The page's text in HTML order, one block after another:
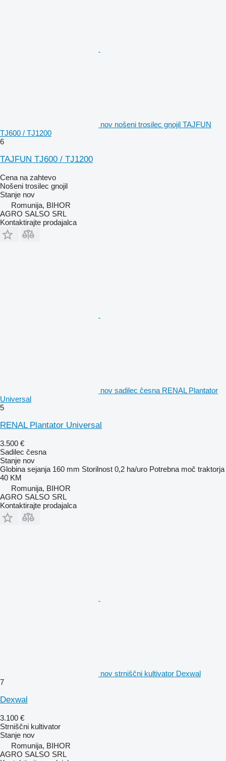
nov nošeni trosilec gnojil TAJFUN
TJ600 / TJ1200
6
TAJFUN TJ600 / TJ1200
Cena na zahtevo
Nošeni trosilec gnojil
Stanje nov
Romunija, BIHOR
AGRO SALSO SRL
Kontaktirajte prodajalca
nov sadilec česna RENAL Plantator
Universal
5
RENAL Plantator Universal
3.500 €
Sadilec česna
Stanje nov
Globina sejanja 160 mm Storilnost 0,2 ha/uro Potrebna moč traktorja
40 KM
Romunija, BIHOR
AGRO SALSO SRL
Kontaktirajte prodajalca
nov strniščni kultivator Dexwal
7
Dexwal
3.100 €
Strniščni kultivator
Stanje nov
Romunija, BIHOR
AGRO SALSO SRL